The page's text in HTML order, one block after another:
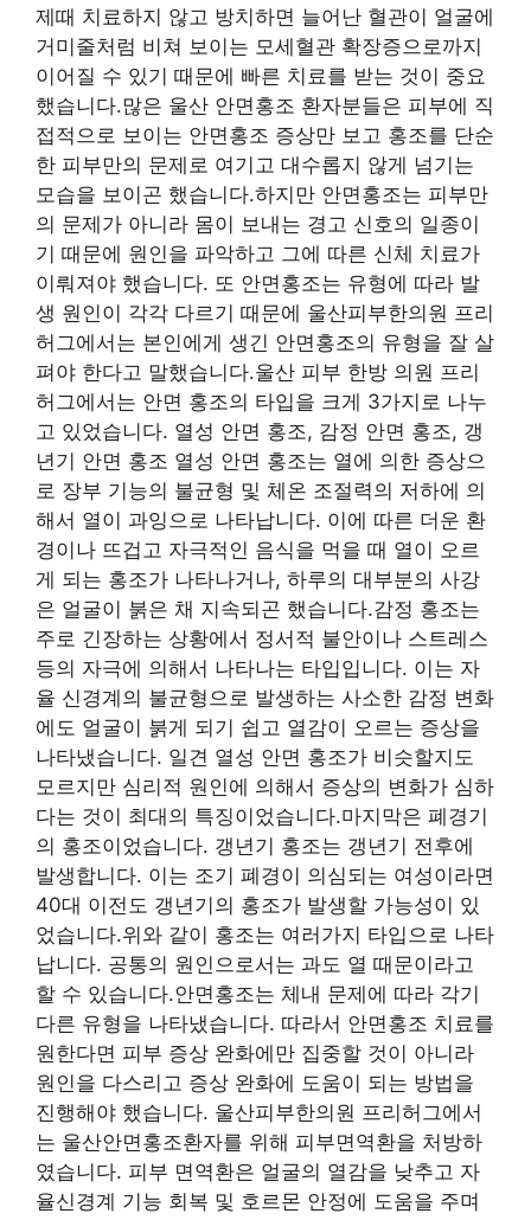
제때 치료하지 않고 방치하면 늘어난 혈관이 얼굴에
거미줄처럼 비쳐 보이는 모세혈관 확장증으로까지
이어질 수 있기 때문에 빠른 치료를 받는 것이 중요
했습니다.많은 울산 안면홍조 환자분들은 피부에 직
접적으로 보이는 안면홍조 증상만 보고 홍조를 단순
한 피부만의 문제로 여기고 대수롭지 않게 넘기는
모습을 보이곤 했습니다.하지만 안면홍조는 피부만
의 문제가 아니라 몸이 보내는 경고 신호의 일종이
기 때문에 원인을 파악하고 그에 따른 신체 치료가
이뤄져야 했습니다. 또 안면홍조는 유형에 따라 발
생 원인이 각각 다르기 때문에 울산피부한의원 프리
허그에서는 본인에게 생긴 안면홍조의 유형을 잘 살
펴야 한다고 말했습니다.울산 피부 한방 의원 프리
허그에서는 안면 홍조의 타입을 크게 3가지로 나누
고 있었습니다. 열성 안면 홍조, 감정 안면 홍조, 갱
년기 안면 홍조 열성 안면 홍조는 열에 의한 증상으
로 장부 기능의 불균형 및 체온 조절력의 저하에 의
해서 열이 과잉으로 나타납니다. 이에 따른 더운 환
경이나 뜨겁고 자극적인 음식을 먹을 때 열이 오르
게 되는 홍조가 나타나거나, 하루의 대부분의 사강
은 얼굴이 붉은 채 지속되곤 했습니다.감정 홍조는
주로 긴장하는 상황에서 정서적 불안이나 스트레스
등의 자극에 의해서 나타나는 타입입니다. 이는 자
율 신경계의 불균형으로 발생하는 사소한 감정 변화
에도 얼굴이 붉게 되기 쉽고 열감이 오르는 증상을
나타냈습니다. 일견 열성 안면 홍조가 비슷할지도
모르지만 심리적 원인에 의해서 증상의 변화가 심하
다는 것이 최대의 특징이었습니다.마지막은 폐경기
의 홍조이었습니다. 갱년기 홍조는 갱년기 전후에
발생합니다. 이는 조기 폐경이 의심되는 여성이라면
40대 이전도 갱년기의 홍조가 발생할 가능성이 있
었습니다.위와 같이 홍조는 여러가지 타입으로 나타
납니다. 공통의 원인으로서는 과도 열 때문이라고
할 수 있습니다.안면홍조는 체내 문제에 따라 각기
다른 유형을 나타냈습니다. 따라서 안면홍조 치료를
원한다면 피부 증상 완화에만 집중할 것이 아니라
원인을 다스리고 증상 완화에 도움이 되는 방법을
진행해야 했습니다. 울산피부한의원 프리허그에서
는 울산안면홍조환자를 위해 피부면역환을 처방하
였습니다. 피부 면역환은 얼굴의 열감을 낮추고 자
율신경계 기능 회복 및 호르몬 안정에 도움을 주며